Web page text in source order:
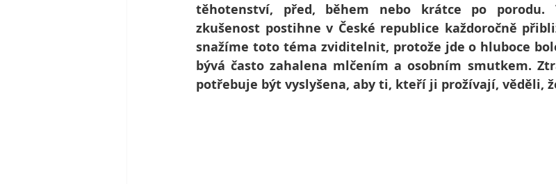
těhotenství, před, během nebo krátce po porodu.
zkušenost postihne v České republice každoročně
snažíme toto téma zviditelnit, protože jde o hluboce
bývá často zahalena mlčením a osobním smutkem.
potřebuje být vyslyšena, aby ti, kteří ji prožívají, věděli,